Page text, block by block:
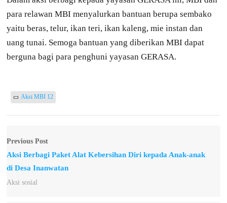
para relawan MBI menyalurkan bantuan berupa sembako
yaitu beras, telur, ikan teri, ikan kaleng, mie instan dan
uang tunai. Semoga bantuan yang diberikan MBI dapat
berguna bagi para penghuni yayasan GERASA.
Aksi MBI 12
Previous Post
Aksi Berbagi Paket Alat Kebersihan Diri kepada Anak-anak
di Desa Inanwatan
Aksi sosial